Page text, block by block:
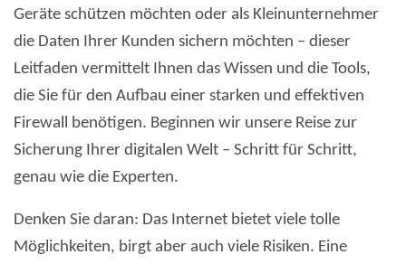
Geräte schützen möchten oder als Kleinunternehmer
die Daten Ihrer Kunden sichern möchten – dieser
Leitfaden vermittelt Ihnen das Wissen und die Tools,
die Sie für den Aufbau einer starken und effektiven
Firewall benötigen. Beginnen wir unsere Reise zur
Sicherung Ihrer digitalen Welt – Schritt für Schritt,
genau wie die Experten.
Denken Sie daran: Das Internet bietet viele tolle
Möglichkeiten, birgt aber auch viele Risiken. Eine